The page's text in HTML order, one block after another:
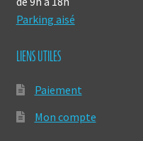
Parking aisé
LIENS UTILES
Paiement
Mon compte